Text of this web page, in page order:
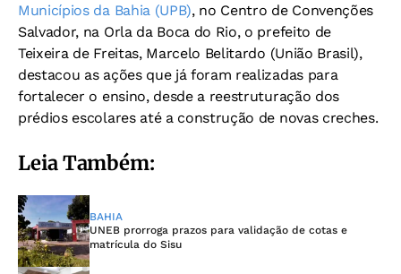
Municípios da Bahia (UPB), no Centro de Convenções
Salvador, na Orla da Boca do Rio, o prefeito de
Teixeira de Freitas, Marcelo Belitardo (União Brasil),
destacou as ações que já foram realizadas para
fortalecer o ensino, desde a reestruturação dos
prédios escolares até a construção de novas creches.
Leia Também:
BAHIA
UNEB prorroga prazos para validação de cotas e
matrícula do Sisu